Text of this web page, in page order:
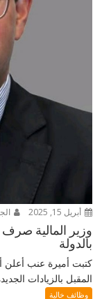
أبريل 15, 2025
وزير المالية صرف
بالدولة
كتبت أميرة عنب أعلن
المقبل بالزيادات
وظائف خالية